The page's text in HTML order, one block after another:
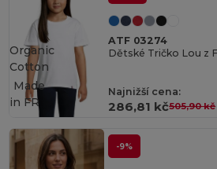
ATF 03274
Najnižší cena:
286,81 kč505,90 kč
Organic
Cotton
Made
in FR
-9%